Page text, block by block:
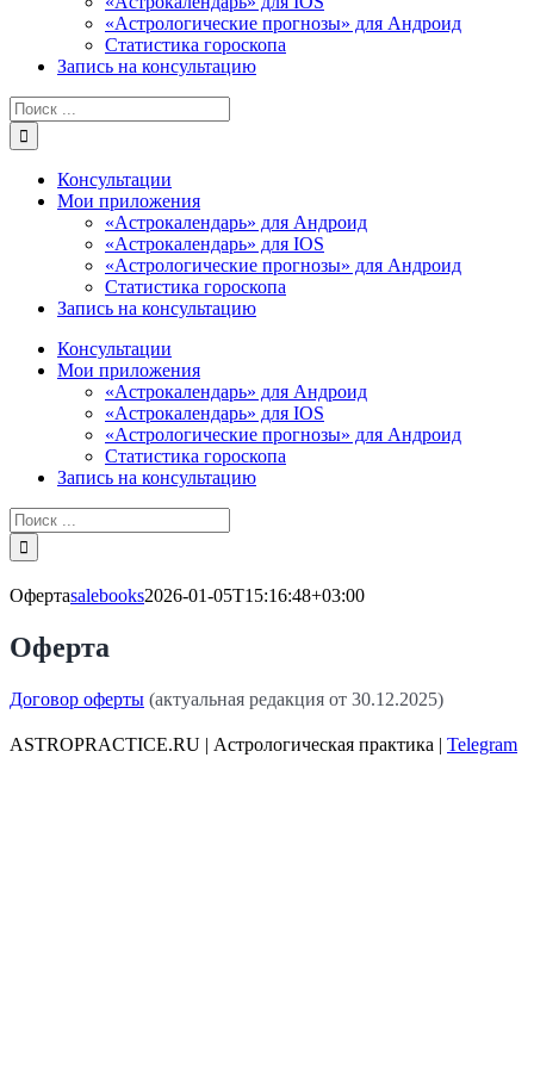
«Астрологические прогнозы» для Андроид
Статистика гороскопа
Запись на консультацию
Результат
поиска:
Консультации
Мои приложения
«Астрокалендарь» для Андроид
«Астрокалендарь» для IOS
«Астрологические прогнозы» для Андроид
Статистика гороскопа
Запись на консультацию
Консультации
Мои приложения
«Астрокалендарь» для Андроид
«Астрокалендарь» для IOS
«Астрологические прогнозы» для Андроид
Статистика гороскопа
Запись на консультацию
Результат
поиска:
Офертаsalebooks2026-01-05T15:16:48+03:00
Оферта
Договор оферты (актуальная редакция от 30.12.2025)
ASTROPRACTICE.RU | Астрологическая практика | Telegram